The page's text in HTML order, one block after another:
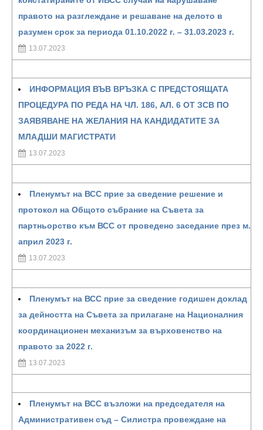
правото на разглеждане и решаване на делото в
разумен срок за периода 01.10.2022 г. – 31.03.2023 г.
13.07.2023
ИНФОРМАЦИЯ ВЪВ ВРЪЗКА С ПРЕДСТОЯЩАТА
ПРОЦЕДУРА ПО РЕДА НА ЧЛ. 186, АЛ. 6 ОТ ЗСВ ПО
ЗАЯВЯВАНЕ НА ЖЕЛАНИЯ НА КАНДИДАТИТЕ ЗА
МЛАДШИ МАГИСТРАТИ
13.07.2023
Пленумът на ВСС прие за сведение решение и
протокол на Общото събрание на Съвета за
партньорство към ВСС от проведено заседание през м.
април 2023 г.
13.07.2023
Пленумът на ВСС прие за сведение годишен доклад
за дейността на Съвета за прилагане на Националния
координационен механизъм за върховенство на
правото за 2022 г.
13.07.2023
Пленумът на ВСС възложи на председателя на
Административен съд – Силистра провеждане на